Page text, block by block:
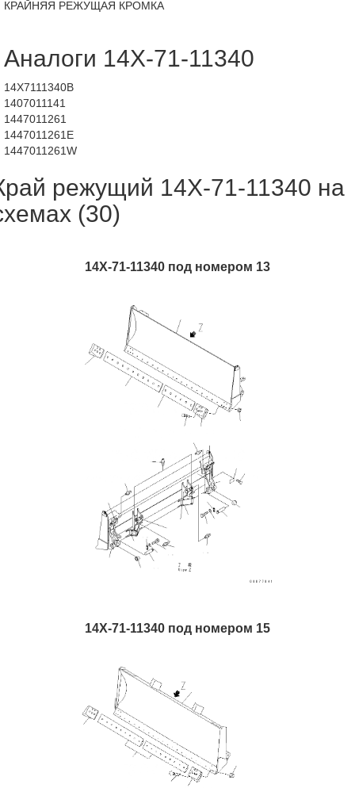
КРАЙНЯЯ РЕЖУЩАЯ КРОМКА
Аналоги 14X-71-11340
14X7111340B
1407011141
1447011261
1447011261E
1447011261W
режущий 14X-71-11340 на
(30)
14X-71-11340 под номером 13
14X-71-11340 под номером 15